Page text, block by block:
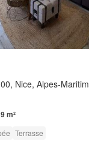
Nice, Alpes-
m²
Terrasse